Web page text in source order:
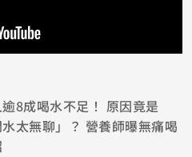
8成喝水不足！ 原因竟是
水太無聊」？ 營養師曝無痛喝